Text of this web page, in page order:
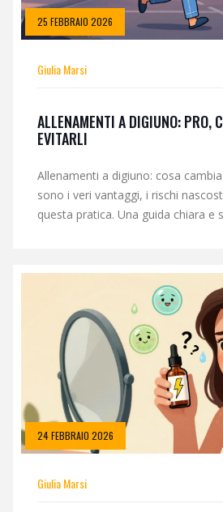
25 FEBBRAIO 2026
Giulia Marsi
ALLENAMENTI A DIGIUNO: PRO,
EVITARLI
Allenamenti a digiuno: cosa
sono i veri vantaggi, i rischi
questa pratica. Una guida chiara e
24 FEBBRAIO 2026
Giulia Marsi